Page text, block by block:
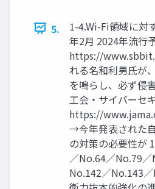
5.
1-4.Wi-Fi領域に対
年2月 2024年流行
https://
れる名和利男氏が
を鳴らし、必ず侵
工会・サイバーセ
https://
→今年発表された
の対策の必要性が
／No.64／No.79
No.142／No.143